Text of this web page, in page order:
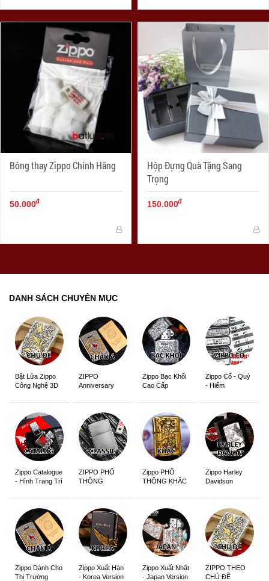
Bông thay Zippo Chính Hãng
50.000đ
Hộp Đựng Quà Tặng Sang
Trọng
150.000đ
DANH SÁCH CHUYÊN MỤC
Bật Lửa Zippo
Công Nghệ 3D
ZIPPO
Anniversary
Zippo Bạc Khối
Cao Cấp
Zippo Cổ - Quý
- Hiếm
Zippo Catalogue
- Hình Trang Trí
ZIPPO PHỔ
THÔNG
Zippo PHỔ
THÔNG KHẮC
Zippo Harley
Davidson
Zippo Dành Cho
Thị Trường
Zippo Xuất Hàn
- Korea Version
Zippo Xuất Nhật
- Japan Version
ZIPPO THEO
CHỦ ĐỀ